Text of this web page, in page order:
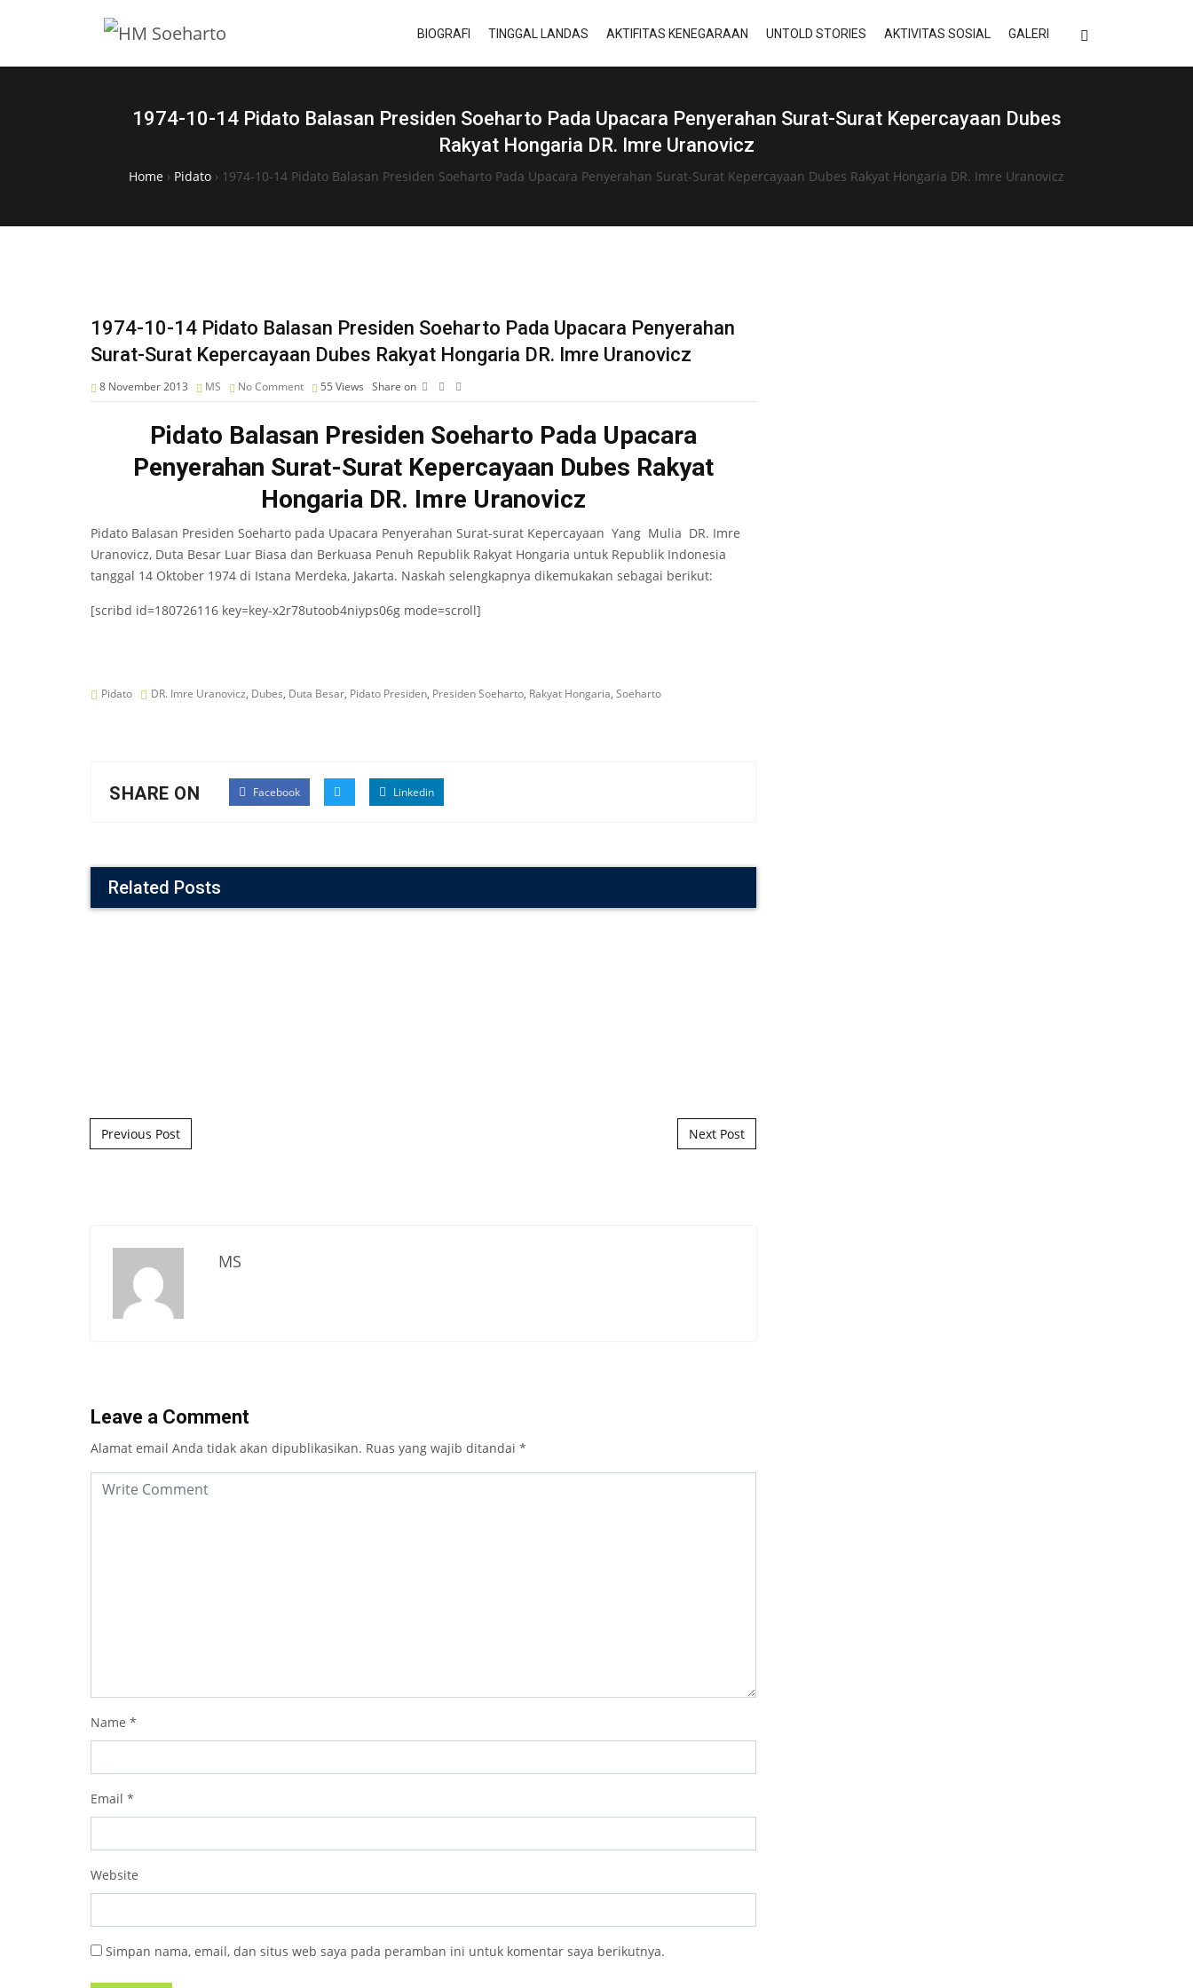
BIOGRAFI TINGGAL LANDAS AKTIFITAS KENEGARAAN UNTOLD STORIES AKTIVITAS SOSIAL GALERI
1974-10-14 Pidato Balasan Presiden Soeharto Pada Upacara Penyerahan Surat-Surat Kepercayaan Dubes
Rakyat Hongaria DR. Imre Uranovicz
Home › Pidato › 1974-10-14 Pidato Balasan Presiden Soeharto Pada Upacara Penyerahan Surat-Surat Kepercayaan Dubes Rakyat Hongaria DR. Imre Uranovicz
1974-10-14 Pidato Balasan Presiden Soeharto Pada Upacara Penyerahan
Surat-Surat Kepercayaan Dubes Rakyat Hongaria DR. Imre Uranovicz
8 November 2013 MS No Comment 55 Views Share on
Pidato Balasan Presiden Soeharto Pada Upacara
Penyerahan Surat-Surat Kepercayaan Dubes Rakyat
Hongaria DR. Imre Uranovicz
Pidato Balasan Presiden Soeharto pada Upacara Penyerahan Surat-surat Kepercayaan Yang Mulia DR. Imre
Uranovicz, Duta Besar Luar Biasa dan Berkuasa Penuh Republik Rakyat Hongaria untuk Republik Indonesia
tanggal 14 Oktober 1974 di Istana Merdeka, Jakarta. Naskah selengkapnya dikemukakan sebagai berikut:
[scribd id=180726116 key=key-x2r78utoob4niyps06g mode=scroll]
Pidato DR. Imre Uranovicz, Dubes, Duta Besar, Pidato Presiden, Presiden Soeharto, Rakyat Hongaria, Soeharto
SHARE ON Facebook Linkedin
Related Posts
Post navigation
Previous Post Next Post
MS
Leave a Comment
Alamat email Anda tidak akan dipublikasikan. Ruas yang wajib ditandai *
Name *
Email *
Website
Simpan nama, email, dan situs web saya pada peramban ini untuk komentar saya berikutnya.